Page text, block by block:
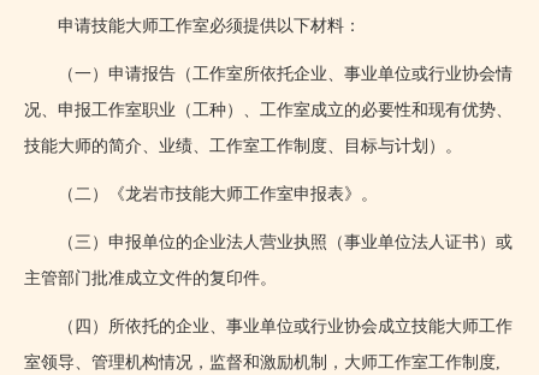
申请技能大师工作室必须提供以下材料：
（一）申请报告（工作室所依托企业、事业单位或行业协会情
况、申报工作室职业（工种）、工作室成立的必要性和现有优势、
技能大师的简介、业绩、工作室工作制度、目标与计划）。
（二）《龙岩市技能大师工作室申报表》。
（三）申报单位的企业法人营业执照（事业单位法人证书）或
主管部门批准成立文件的复印件。
（四）所依托的企业、事业单位或行业协会成立技能大师工作
室领导、管理机构情况，监督和激励机制，大师工作室工作制度